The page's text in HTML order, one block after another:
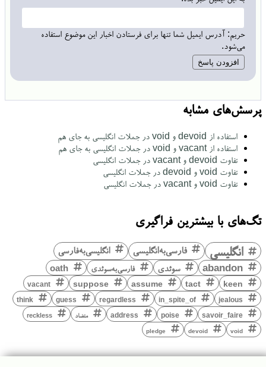
پرسش‌های مشابه
استفاده از devoid و void در جملات انگلیسی به جای هم
استفاده از vacant و void در جملات انگلیسی به جای هم
تفاوت devoid و vacant در جملات انگلیسی
تفاوت void و devoid در جملات انگلیسی
تفاوت void و vacant در جملات انگلیسی
تگ‌های با بیشترین فراگیری
انگلیسی
فارسی‌به‌انگلیسی انگلیسی‌به‌فارسی
abandon سوئدی فارسی‌به‌سوئدی
oath
keen
tact
assume
suppose
vacant
jealous
in_spite_of
regardless
guess
think
savoir_faire
poise
address متضاد reckless
void
devoid
pledge
حریم: آدرس ایمیل شما تنها برای فرستادن اخبار این موضوع استفاده
می‌شود.